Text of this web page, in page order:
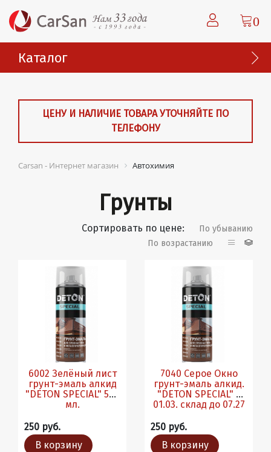
0
Каталог
ЦЕНУ И НАЛИЧИЕ ТОВАРА УТОЧНЯЙТЕ ПО
ТЕЛЕФОНУ
Carsan - Интернет магазин Автохимия
Грунты
Сортировать по цене:
По убыванию
По возрастанию
6002 Зелёный лист
грунт-эмаль алкид
"DETON SPECIAL" 520
мл.
250 руб.
В корзину
7040 Серое Окно
грунт-эмаль алкид.
"DETON SPECIAL" с
01.03. склад до 07.27
250 руб.
В корзину